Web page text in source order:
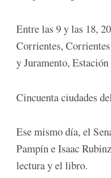
Entre las 9 y las 18,
Corrientes,
y Juramento,
Cincuenta ciudades
Ese mismo día, el
Pampín e Isaac
lectura y el libro.